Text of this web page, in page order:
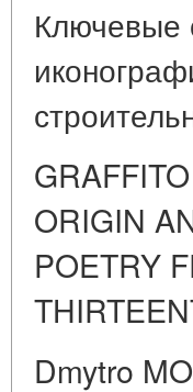
Ключевые
ORIGIN
POETRY
Dmytro